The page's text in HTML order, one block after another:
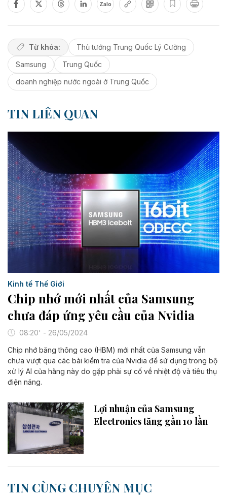
Zalo
Từ khóa:
Thủ tướng Trung Quốc Lý Cường
Samsung
Trung Quốc
doanh nghiệp nước ngoài ở Trung Quốc
TIN LIÊN QUAN
Kinh tế Thế Giới
Chip nhớ mới nhất của Samsung
chưa đáp ứng yêu cầu của Nvidia
08:20' - 26/05/2024
Chip nhớ băng thông cao (HBM) mới nhất của Samsung vẫn
chưa vượt qua các bài kiểm tra của Nvidia để sử dụng trong bộ
xử lý AI của hãng này do gặp phải sự cố về nhiệt độ và tiêu thụ
điện năng.
Lợi nhuận của Samsung
Electronics tăng gần 10 lần
TIN CÙNG CHUYÊN MỤC